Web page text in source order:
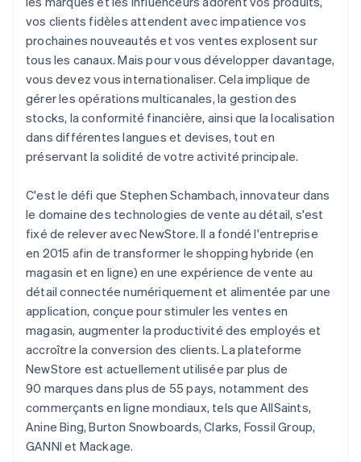
vos clients fidèles attendent avec impatience vos
prochaines nouveautés et vos ventes explosent sur
tous les canaux. Mais pour vous développer davantage,
vous devez vous internationaliser. Cela implique de
gérer les opérations multicanales, la gestion des
stocks, la conformité financière, ainsi que la localisation
dans différentes langues et devises, tout en
préservant la solidité de votre activité principale.
C'est le défi que Stephen Schambach, innovateur dans
le domaine des technologies de vente au détail, s'est
fixé de relever avec NewStore. Il a fondé l'entreprise
en 2015 afin de transformer le shopping hybride (en
magasin et en ligne) en une expérience de vente au
détail connectée numériquement et alimentée par une
application, conçue pour stimuler les ventes en
magasin, augmenter la productivité des employés et
accroître la conversion des clients. La plateforme
NewStore est actuellement utilisée par plus de
90 marques dans plus de 55 pays, notamment des
commerçants en ligne mondiaux, tels que AllSaints,
Anine Bing, Burton Snowboards, Clarks, Fossil Group,
GANNI et Mackage.